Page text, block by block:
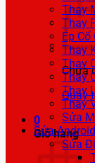
Chưa
Quay
0
Giỏ hàng
Thay
Thay
Ép
Thay
Thay
Thay
Thay
Thay
Sửa
Sửa Android
Sửa